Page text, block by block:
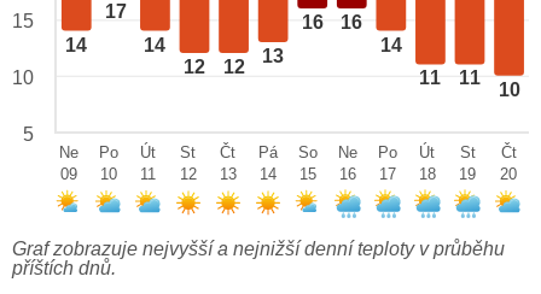
14
17
14
12 12
13
16 16
14
11 11
10
15
10
5
Ne
09
Po
10
Út
11
St
12
Čt
13
Pá
14
So
15
Ne
16
Po
17
Út
18
St
19
Čt
20
Graf zobrazuje nejvyšší a nejnižší denní teploty v průběhu
příštích dnů.